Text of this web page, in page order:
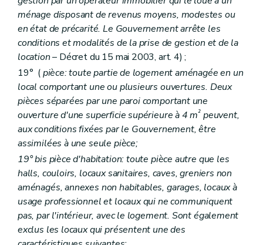
Art. 128
Art. 129
Chapitre II Des sociétés de logement de service public
Section première Des missions et moyens d'action
Art. 130
Art. 131
Art.131bis
Art. 132
Art. 133
Art. 134
Art. 135
Art. 136
Art. 137
Section 2 De la structure des sociétés de logement de service public
Sous-section première Du capital
Art. 138
Sous-section 2 Du champ d'activités territorial, des fusions et des restructurations
Art. 139
Art. 140
Art. 141
Art. 142
ménage disposant de revenus moyens, modestes ou
en état de précarité. Le Gouvernement arrête les
conditions et modalités de la prise de gestion et de la
location– Décret du 15 mai 2003, art. 4) ;
19° (pièce: toute partie de logement aménagée en un
local comportant une ou plusieurs ouvertures. Deux
pièces séparées par une paroi comportant une
ouverture d'une superficie supérieure à 4 m² peuvent,
aux conditions fixées par le Gouvernement, être
assimilées à une seule pièce;
19°bis pièce d'habitation: toute pièce autre que les
halls, couloirs, locaux sanitaires, caves, greniers non
aménagés, annexes non habitables, garages, locaux à
usage professionnel et locaux qui ne communiquent
pas, par l'intérieur, avec le logement. Sont également
exclus les locaux qui présentent une des